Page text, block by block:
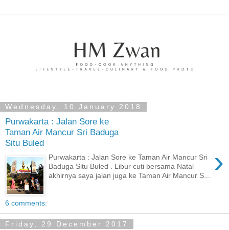
Wednesday, 10 January 2018
Purwakarta : Jalan Sore ke
Taman Air Mancur Sri Baduga
Situ Buled
›
Purwakarta : Jalan Sore ke Taman Air Mancur Sri
Baduga Situ Buled . Libur cuti bersama Natal
akhirnya saya jalan juga ke Taman Air Mancur S...
6 comments:
Friday, 29 December 2017